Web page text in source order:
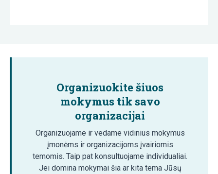
Organizuokite šiuos
mokymus tik savo
organizacijai
Organizuojame ir vedame vidinius mokymus
įmonėms ir organizacijoms įvairiomis
temomis. Taip pat konsultuojame individualiai.
Jei domina mokymai šia ar kita tema Jūsų